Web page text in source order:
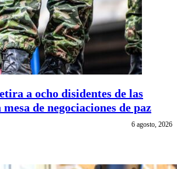
a ocho disidentes de las
de negociaciones de paz
6 agosto, 2026